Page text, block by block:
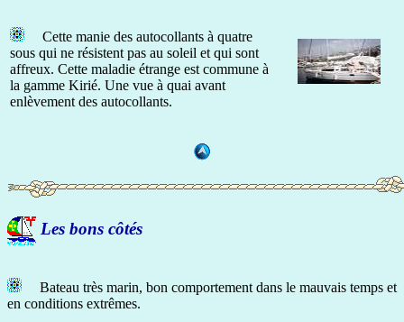
Cette manie des autocollants à quatre
sous qui ne résistent pas au soleil et qui sont
affreux. Cette maladie étrange est commune à
la gamme Kirié. Une vue à quai avant
enlèvement des autocollants.
Les bons côtés
Bateau très marin, bon comportement dans le mauvais temps et
en conditions extrêmes.